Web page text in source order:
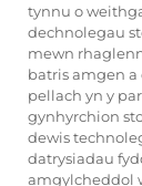
tynnu o
dechnolegau
mewn
batris amgen
pellach yn y
gynhyrchion
dewis
datrysiadau
amgylcheddol